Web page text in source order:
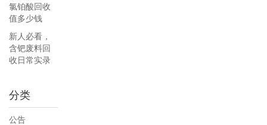
氯铂酸回收
值多少钱
新人必看，
含钯废料回
收日常实录
分类
公告